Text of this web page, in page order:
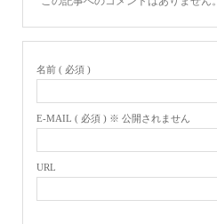
名前 ( 必須 )
E-MAIL ( 必須 ) ※ 公開されません
URL